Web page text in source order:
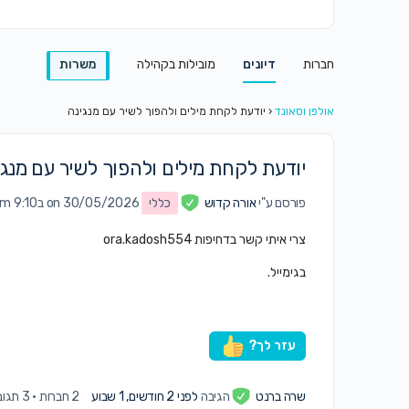
חברות דיונים מובילות בקהילה משרות
אולפן וסאונד ‹ יודעת לקחת מילים ולהפוך לשיר עם מנגינה
יודעת לקחת מילים ולהפוך לשיר עם
פורסם ע"יאורה קדוש כללי on 30/05/2026 ב9:10 pm
צרי איתי קשר בדחיפות ora.kadosh554
בגימייל.
עזר לך?
שרה ברנט הגיבה לפני 2 חודשים, 1 שבוע 2 חברות · 3 תגובות